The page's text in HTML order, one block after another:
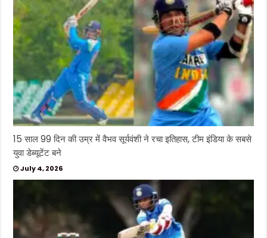
15 साल 99 दिन की उम्र में वैभव सूर्यवंशी ने रचा इतिहास, टीम इंडिया के सबसे
युवा डेब्यूटेंट बने
July 4, 2026